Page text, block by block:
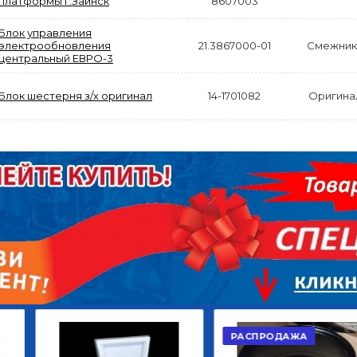
ДИСК СЦЕПЛЕНИЯ
ВЕДОМЫЙ КЛАССИК
GD 5ШТ/КОР
2 422,40 Р
АКЦИЯ
РАСПРОДАЖА
КРУГ ПОВОРОТНЫЙ
10*12ОТВ., Д.102*86
Г.КАЗАНЬ
29 668,20 Р
В КОРЗИНУ
Блок управления
центральный ЕВРО-3
21.3867000-01
Блок шестерня з/х оригинал 14-1701082
РАСПРОДАЖА АКЦИЯ